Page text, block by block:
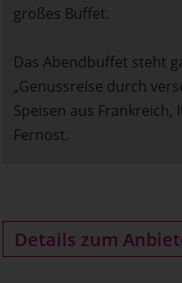
großes Buffet.
Das Abendbuffet steht
„Genussreise durch
Speisen aus
Fernost.
Details zum